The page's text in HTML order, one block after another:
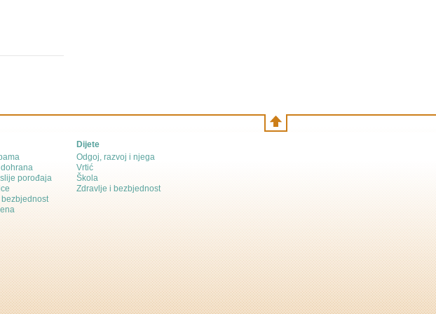
porođaja
Dijete
Odgoj, razvoj i njega
Vrtić
Škola
Zdravlje i bezbjednost